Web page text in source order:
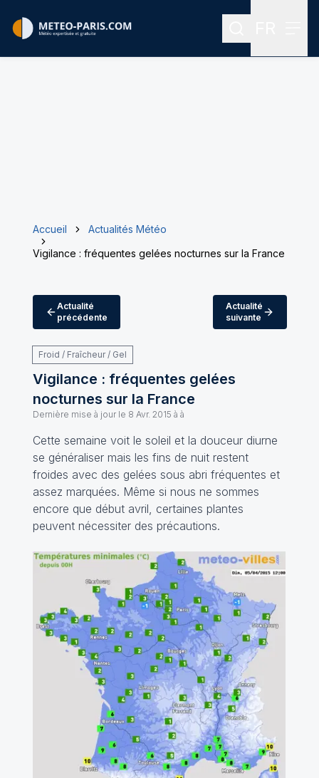
Rechercher
Accueil
Actualités Météo
Vigilance : fréquentes gelées nocturnes sur la France
Actualité
précédente
Actualité
suivante
Froid / Fraîcheur / Gel
Vigilance : fréquentes gelées
nocturnes sur la France
Dernière mise à jour le 8 Avr. 2015 à à
Cette semaine voit le soleil et la douceur diurne
se généraliser mais les fins de nuit restent
froides avec des gelées sous abri fréquentes et
assez marquées. Même si nous ne sommes
encore que début avril, certaines plantes
peuvent nécessiter des précautions.